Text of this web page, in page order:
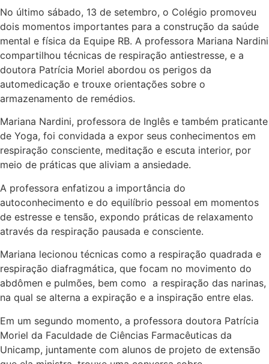
No último sábado, 13 de setembro, o Colégio promoveu
dois momentos importantes para a construção da saúde
mental e física da Equipe RB. A professora Mariana Nardini
compartilhou técnicas de respiração antiestresse, e a
doutora Patrícia Moriel abordou os perigos da
automedicação e trouxe orientações sobre o
armazenamento de remédios.
Mariana Nardini, professora de Inglês e também praticante
de Yoga, foi convidada a expor seus conhecimentos em
respiração consciente, meditação e escuta interior, por
meio de práticas que aliviam a ansiedade.
A professora enfatizou a importância do
autoconhecimento e do equilíbrio pessoal em momentos
de estresse e tensão, expondo práticas de relaxamento
através da respiração pausada e consciente.
Mariana lecionou técnicas como a respiração quadrada e
respiração diafragmática, que focam no movimento do
abdômen e pulmões, bem como a respiração das narinas,
na qual se alterna a expiração e a inspiração entre elas.
Em um segundo momento, a professora doutora Patrícia
Moriel da Faculdade de Ciências Farmacêuticas da
Unicamp, juntamente com alunos de projeto de extensão